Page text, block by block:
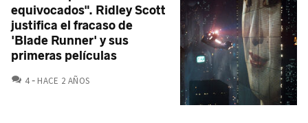
equivocados". Ridley Scott
justifica el fracaso de
'Blade Runner' y sus
primeras películas
4 COMENTARIOS
HACE 2 AÑOS